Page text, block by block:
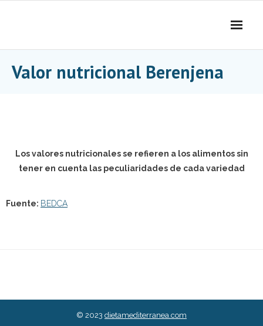
Valor nutricional Berenjena
Los valores nutricionales se refieren a los alimentos sin
tener en cuenta las peculiaridades de cada variedad
Fuente: BEDCA
© 2023 dietamediterranea.com